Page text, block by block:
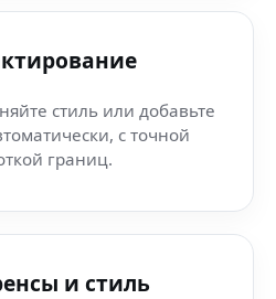
— создавай AI-визуалы в в
AI — создавай фото и арт
5 Pro) — для магазина:
стиль или добавьте
с точной
границ.
и стиль